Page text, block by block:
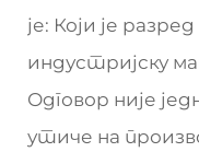
је: Који је
индустријску
Одговор није
утиче на